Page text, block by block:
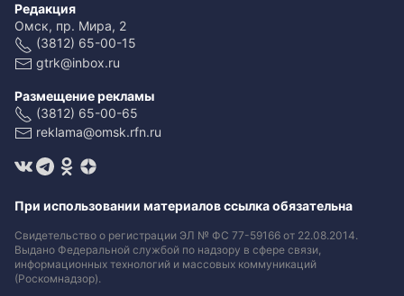
Редакция
Омск, пр. Мира, 2
(3812) 65-00-15
gtrk@inbox.ru
Размещение рекламы
(3812) 65-00-65
reklama@omsk.rfn.ru
При использовании материалов ссылка обязательна
Свидетельство о регистрации ЭЛ № ФС 77-59166 от 22.08.2014.
Выдано Федеральной службой по надзору в сфере связи,
информационных технологий и массовых коммуникаций
(Роскомнадзор).